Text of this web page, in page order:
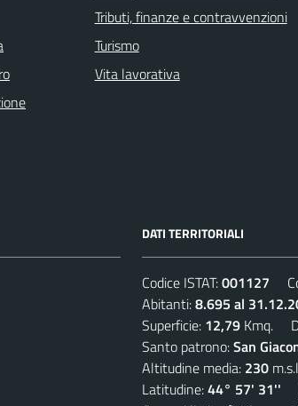
Tributi, finanze e contravvenzioni
Turismo
Vita lavorativa
DATI TERRITORIALI
Codice ISTAT:001127
Abitanti:8.695 al
Superficie: 12,79 Kmq.
Santo patrono:San
Altitudine media: 230
Latitudine:44° 57' 31''